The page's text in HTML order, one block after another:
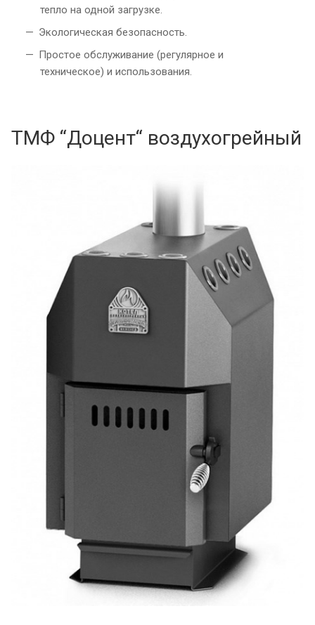
тепло на одной загрузке.
Экологическая безопасность.
Простое обслуживание (регулярное и
техническое) и использования.
ТМФ “Доцент“ воздухогрейный